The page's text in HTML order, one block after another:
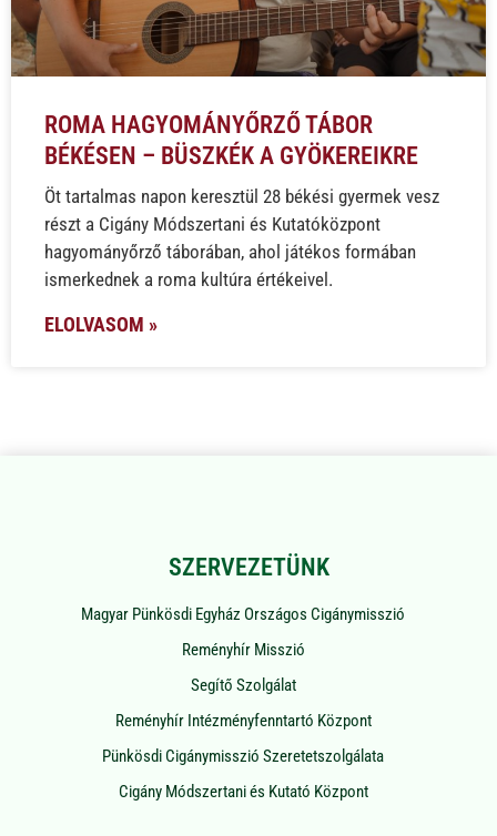
ROMA HAGYOMÁNYŐRZŐ TÁBOR
BÉKÉSEN – BÜSZKÉK A GYÖKEREIKRE
Öt tartalmas napon keresztül 28 békési gyermek vesz
részt a Cigány Módszertani és Kutatóközpont
hagyományőrző táborában, ahol játékos formában
ismerkednek a roma kultúra értékeivel.
ELOLVASOM »
SZERVEZETÜNK
Magyar Pünkösdi Egyház Országos Cigánymisszió
Reményhír Misszió
Segítő Szolgálat
Reményhír Intézményfenntartó Központ
Pünkösdi Cigánymisszió Szeretetszolgálata
Cigány Módszertani és Kutató Központ